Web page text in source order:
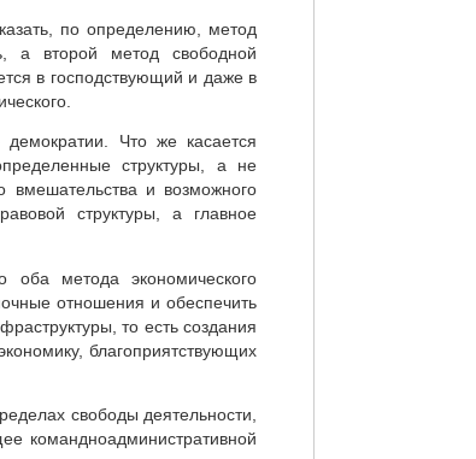
по определению, метод
а второй метод свободной
в господствующий и даже в
Что же касается
структуры, а не
вмешательства и возможного
структуры, а главное
оба метода экономического
отношения и обеспечить
то есть создания
благоприятствующих
свободы деятельности,
командноадминистративной